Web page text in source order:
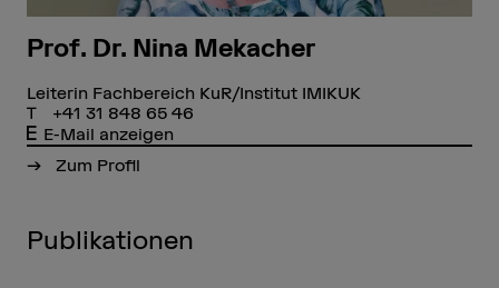
Prof. Dr. Nina Mekacher
Leiterin Fachbereich KuR/Institut IMIKUK
+41 31 848 65 46
E-Mail anzeigen
Zum Profil
Publikationen